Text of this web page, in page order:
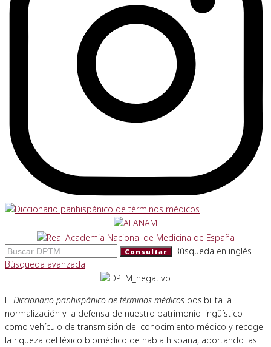
Consultar
Búsqueda en inglés
Búsqueda avanzada
El Diccionario panhispánico de términos médicos posibilita la
normalización y la defensa de nuestro patrimonio lingüístico
como vehículo de transmisión del conocimiento médico y recoge
la riqueza del léxico biomédico de habla hispana, aportando las